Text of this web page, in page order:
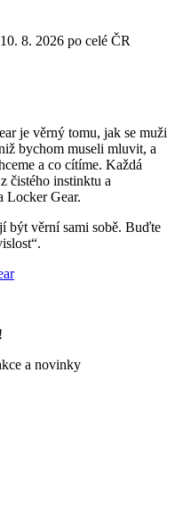
8. 2026 po celé ČR
je věrný tomu, jak se muži
bychom museli mluvit, a
a co cítíme. Každá
čistého instinktu a
Locker Gear.
být věrní sami sobě. Buďte
a novinky